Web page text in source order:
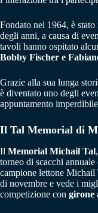
Fondato nel 1964, è
degli anni, a causa di
tavoli hanno ospitato
Bobby Fischer e
Grazie alla sua lunga
è diventato uno degli
appuntamento
Il Tal Memorial di
Il Memorial Michail Tal
torneo di scacchi
campione lettone Michail
di novembre e vede i
competizione con girone